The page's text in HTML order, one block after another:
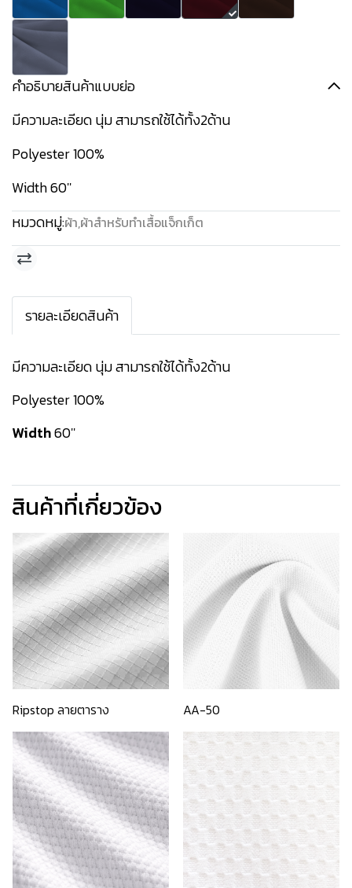
คำอธิบายสินค้าแบบย่อ
มีความละเอียด นุ่ม สามารถใช้ได้ทั้ง2ด้าน
Polyester 100%
Width 60''
หมวดหมู่:ผ้า,ผ้าสำหรับทำเสื้อแจ็กเก็ต
รายละเอียดสินค้า
มีความละเอียด นุ่ม สามารถใช้ได้ทั้ง2ด้าน
Polyester 100%
Width60''
สินค้าที่เกี่ยวข้อง
Ripstop ลายตาราง AA-50